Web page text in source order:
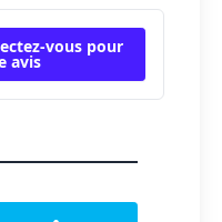
vous pour
avis